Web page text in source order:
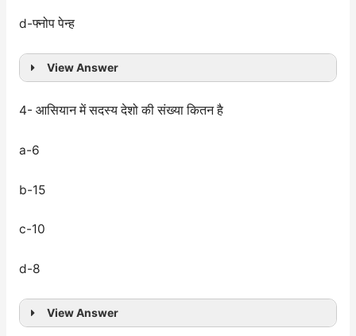
d-फ्नोप पेन्ह
View Answer
4- आसियान में सदस्य देशो की संख्या कितन है
a-6
b-15
c-10
d-8
View Answer